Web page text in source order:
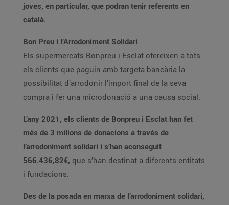
joves, en particular, que podran tenir referents en
català.
Bon Preu i l’Arrodoniment Solidari
Els supermercats Bonpreu i Esclat ofereixen a tots
els clients que paguin amb targeta bancària la
possibilitat d’arrodonir l’import final de la seva
compra i fer una microdonació a una causa social.
L’any 2021, els clients de Bonpreu i Esclat han fet
més de 3 milions de donacions a través de
l’arrodoniment solidari i s’han aconseguit
566.436,82€, que s’han destinat a diferents entitats
i fundacions.
Des de la posada en marxa de l’arrodoniment solidari,